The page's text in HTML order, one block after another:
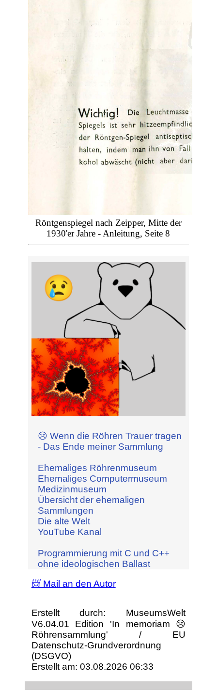
Röntgenspiegel nach Zeipper, Mitte der
1930'er Jahre - Anleitung, Seite 8
😢 Wenn die Röhren Trauer tragen
- Das Ende meiner Sammlung
Ehemaliges Röhrenmuseum
Ehemaliges Computermuseum
Medizinmuseum
Übersicht der ehemaligen
Sammlungen
Die alte Welt
YouTube Kanal
Programmierung mit C und C++
ohne ideologischen Ballast
📨 Mail an den Autor
Erstellt durch: MuseumsWelt
V6.04.01 Edition 'In memoriam 😢
Röhrensammlung' / EU
Datenschutz-Grundverordnung
(DSGVO)
Erstellt am: 03.08.2026 06:33